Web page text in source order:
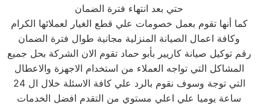
حتي بعد انتهاء فترة الضمان
كما أنها تقوم بعمل خصومات علي قطع الغيار لعملائها الكرام
وكافة اعمال الصيانة المنزلية مجانية طوال فترة الضمان
رقم توكيل صيانة كاريير بأبو حماد تقوم الان الشركة بحل جميع
المشاكل التي تواجه العملاء من استخدام الاجهزة والاعطال
التي توجة وسوف نقوم بالرد علي كافة الاسئلة خلال ال 24
ساعة يوميا علي اعلي مستوي من التقدم افضل الخدمات